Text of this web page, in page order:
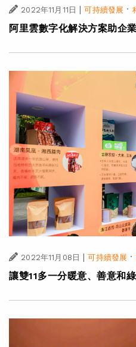
2022年11月11日 | 可持續發展 ·
阿里雲數字化解決方案助企
2022年11月08日 | 可持續發展 ·
讓雙11多一分暖意、善意和